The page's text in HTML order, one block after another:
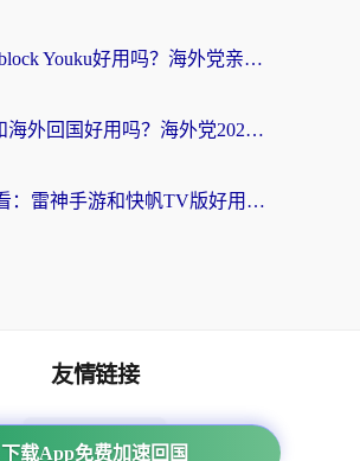
云极和Unblock Youku好用吗？海外党亲测+2026回国加速器避坑指南
ChickCN和海外回国好用吗？海外党2026亲测：从手游到影音，选对加速器的3个关键
海外党必看：雷神手游和快帆TV版好用吗？3步选对回国加速器不踩坑
下载App免费加速回国
友情链接
番茄加速器